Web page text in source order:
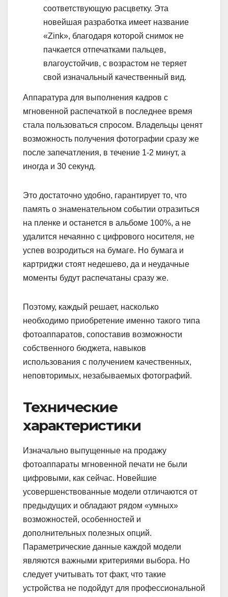
соответствующую расцветку. Эта
новейшая разработка имеет название
«Zink», благодаря которой снимок не
пачкается отпечатками пальцев,
влагоустойчив, с возрастом не теряет
свой изначальный качественный вид.
Аппаратура для выполнения кадров с
мгновенной распечаткой в последнее время
стала пользоваться спросом. Владельцы ценят
возможность получения фотографии сразу же
после запечатления, в течение 1-2 минут, а
иногда и 30 секунд.
Это достаточно удобно, гарантирует то, что
память о знаменательном событии отразиться
на пленке и останется в альбоме 100%, а не
удалится нечаянно с цифрового носителя, не
успев возродиться на бумаге. Но бумага и
картриджи стоят недешево, да и неудачные
моменты будут распечатаны сразу же.
Поэтому, каждый решает, насколько
необходимо приобретение именно такого типа
фотоаппаратов, сопоставив возможности
собственного бюджета, навыков
использования с получением качественных,
неповторимых, незабываемых фотографий.
Технические
характеристики
Изначально выпущенные на продажу
фотоаппараты мгновенной печати не были
цифровыми, как сейчас. Новейшие
усовершенствованные модели отличаются от
предыдущих и обладают рядом «умных»
возможностей, особенностей и
дополнительных полезных опций.
Параметрические данные каждой модели
являются важными критериями выбора. Но
следует учитывать тот факт, что такие
устройства не подойдут для профессиональной